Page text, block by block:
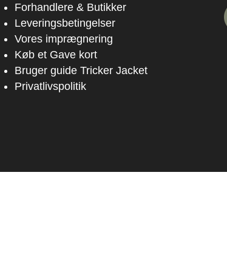
Forhandlere & Butikker
Leveringsbetingelser
Vores imprægnering
Køb et Gave kort
Bruger guide Tricker Jacket
Privatlivspolitik